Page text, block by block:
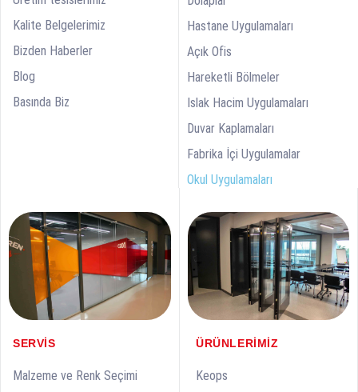
Kalite Belgelerimiz
Bizden Haberler
Blog
Basında Biz
Hastane Uygulamaları
Açık Ofis
Hareketli Bölmeler
Islak Hacim Uygulamaları
Duvar Kaplamaları
Fabrika İçi Uygulamalar
Okul Uygulamaları
SERVIS
Malzeme ve Renk Seçimi
ÜRÜNLERIMIZ
Keops